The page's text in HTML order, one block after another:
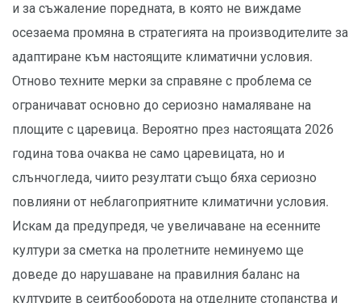
и за съжаление поредната, в която не виждаме
осезаема промяна в стратегията на производителите за
адаптиране към настоящите климатични условия.
Отново техните мерки за справяне с проблема се
ограничават основно до сериозно намаляване на
площите с царевица. Вероятно през настоящата 2026
година това очаква не само царевицата, но и
слънчогледа, чиито резултати също бяха сериозно
повлияни от неблагоприятните климатични условия.
Искам да предупредя, че увеличаване на есенните
култури за сметка на пролетните неминуемо ще
доведе до нарушаване на правилния баланс на
културите в сеитбооборота на отделните стопанства и